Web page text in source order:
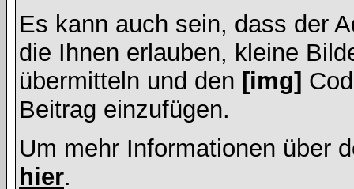
Es kann auch sein, dass der
die Ihnen erlauben, kleine
übermitteln und den [img]
Beitrag einzufügen.
Um mehr Informationen über
hier.